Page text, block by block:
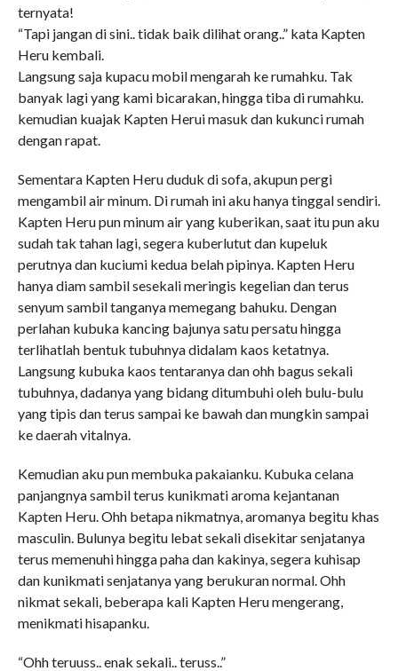
ternyata!
“Tapi jangan di sini.. tidak baik dilihat orang..” kata Kapten
Heru kembali.
Langsung saja kupacu mobil mengarah ke rumahku. Tak
banyak lagi yang kami bicarakan, hingga tiba di rumahku.
kemudian kuajak Kapten Herui masuk dan kukunci rumah
dengan rapat.
Sementara Kapten Heru duduk di sofa, akupun pergi
mengambil air minum. Di rumah ini aku hanya tinggal sendiri.
Kapten Heru pun minum air yang kuberikan, saat itu pun aku
sudah tak tahan lagi, segera kuberlutut dan kupeluk
perutnya dan kuciumi kedua belah pipinya. Kapten Heru
hanya diam sambil sesekali meringis kegelian dan terus
senyum sambil tanganya memegang bahuku. Dengan
perlahan kubuka kancing bajunya satu persatu hingga
terlihatlah bentuk tubuhnya didalam kaos ketatnya.
Langsung kubuka kaos tentaranya dan ohh bagus sekali
tubuhnya, dadanya yang bidang ditumbuhi oleh bulu-bulu
yang tipis dan terus sampai ke bawah dan mungkin sampai
ke daerah vitalnya.
Kemudian aku pun membuka pakaianku. Kubuka celana
panjangnya sambil terus kunikmati aroma kejantanan
Kapten Heru. Ohh betapa nikmatnya, aromanya begitu khas
masculin. Bulunya begitu lebat sekali disekitar senjatanya
terus memenuhi hingga paha dan kakinya, segera kuhisap
dan kunikmati senjatanya yang berukuran normal. Ohh
nikmat sekali, beberapa kali Kapten Heru mengerang,
menikmati hisapanku.
“Ohh teruuss.. enak sekali.. teruss..”